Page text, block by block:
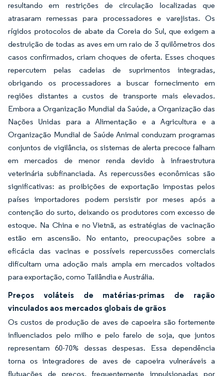
resultando em restrições de circulação localizadas que
atrasaram remessas para processadores e varejistas. Os
rígidos protocolos de abate da Coreia do Sul, que exigem a
destruição de todas as aves em um raio de 3 quilômetros dos
casos confirmados, criam choques de oferta. Esses choques
repercutem pelas cadeias de suprimentos integradas,
obrigando os processadores a buscar fornecimento em
regiões distantes a custos de transporte mais elevados.
Embora a Organização Mundial da Saúde, a Organização das
Nações Unidas para a Alimentação e a Agricultura e a
Organização Mundial de Saúde Animal conduzam programas
conjuntos de vigilância, os sistemas de alerta precoce falham
em mercados de menor renda devido à infraestrutura
veterinária subfinanciada. As repercussões econômicas são
significativas: as proibições de exportação impostas pelos
países importadores podem persistir por meses após a
contenção do surto, deixando os produtores com excesso de
estoque. Na China e no Vietnã, as estratégias de vacinação
estão em ascensão. No entanto, preocupações sobre a
eficácia das vacinas e possíveis repercussões comerciais
dificultam uma adoção mais ampla em mercados voltados
para exportação, como Tailândia e Austrália.
Preços voláteis de matérias-primas de ração
vinculados aos mercados globais de grãos
Os custos de produção de aves de capoeira são fortemente
influenciados pelo milho e pelo farelo de soja, que juntos
representam 60-70% dessas despesas. Essa dependência
torna os integradores de aves de capoeira vulneráveis a
flutuações de preços, frequentemente impulsionadas por